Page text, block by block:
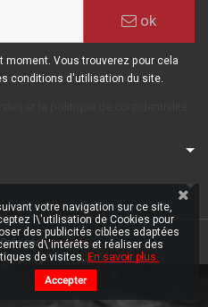
ok
Vous trouverez pour cela
conditions d'utilisation du site.
paresh-dev.fr
votre navigation sur ce site,
l\'utilisation de Cookies pour
des publicités ciblées adaptées
d\'intérêts et réaliser des
de visites. En savoir plus.
Accepter